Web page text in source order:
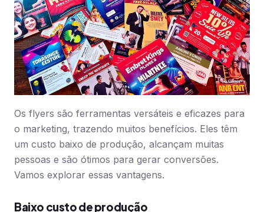
Os flyers são ferramentas versáteis e eficazes para
o marketing, trazendo muitos benefícios. Eles têm
um custo baixo de produção, alcançam muitas
pessoas e são ótimos para gerar conversões.
Vamos explorar essas vantagens.
Baixo custo de produção